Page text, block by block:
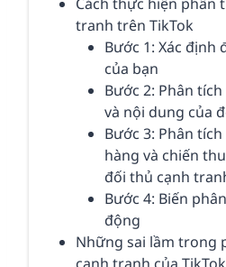
tranh trên TikTok
Bước 1: Xác định
của bạn
Bước 2: Phân
và nội dung của
Bước 3: Phân
hàng và chiến
đối thủ cạnh
Bước 4: Biến
động
Những sai lầm trong